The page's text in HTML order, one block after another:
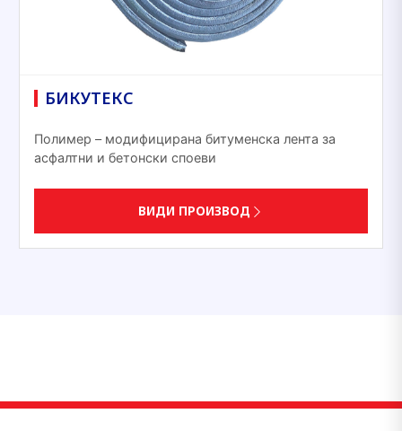
БИКУТЕКС
Полимер – модифицирана битуменска лента за
асфалтни и бетонски споеви
ВИДИ ПРОИЗВОД